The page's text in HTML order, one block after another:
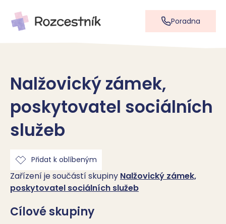
Poradna
Nalžovický zámek,
poskytovatel sociálních
služeb
Přidat k oblíbeným
Zařízení je součástí skupiny Nalžovický zámek,
poskytovatel sociálních služeb
Cílové skupiny